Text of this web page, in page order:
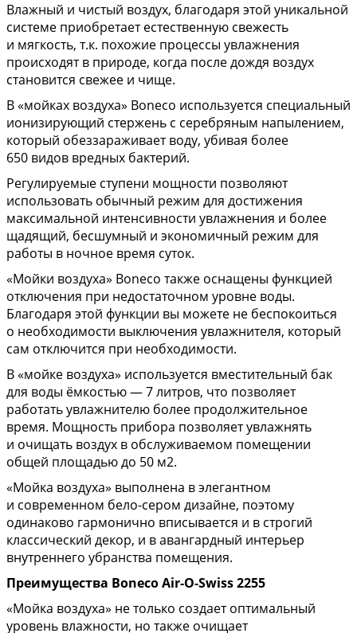
Влажный и чистый воздух, благодаря этой уникальной
системе приобретает естественную свежесть
и мягкость, т.к. похожие процессы увлажнения
происходят в природе, когда после дождя воздух
становится свежее и чище.
В «мойках воздуха» Boneco используется специальный
ионизирующий стержень с серебряным напылением,
который обеззараживает воду, убивая более
650 видов вредных бактерий.
Регулируемые ступени мощности позволяют
использовать обычный режим для достижения
максимальной интенсивности увлажнения и более
щадящий, бесшумный и экономичный режим для
работы в ночное время суток.
«Мойки воздуха» Boneco также оснащены функцией
отключения при недостаточном уровне воды.
Благодаря этой функции вы можете не беспокоиться
о необходимости выключения увлажнителя, который
сам отключится при необходимости.
В «мойке воздуха» используется вместительный бак
для воды ёмкостью — 7 литров, что позволяет
работать увлажнителю более продолжительное
время. Мощность прибора позволяет увлажнять
и очищать воздух в обслуживаемом помещении
общей площадью до 50 м2.
«Мойка воздуха» выполнена в элегантном
и современном бело-сером дизайне, поэтому
одинаково гармонично вписывается и в строгий
классический декор, и в авангардный интерьер
внутреннего убранства помещения.
Преимущества Boneco Air-O-Swiss 2255
«Мойка воздуха» не только создает оптимальный
уровень влажности, но также очищает